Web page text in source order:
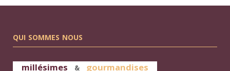
QUI SOMMES NOUS
millésimes & gourmandises